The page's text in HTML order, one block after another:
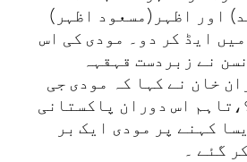
اور اظہر(مسعود اظہر)
ایڈ کر دو۔ مودی کی اس
نے زبردست قہقہہ
خان نے کہا کہ مودی جی
اس دوران پاکستانی
کہنے پر مودی ایک بر
گئے ۔